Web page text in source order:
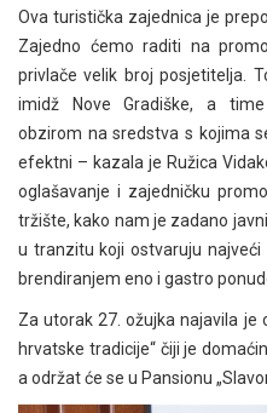
Ova turistička zajednica je
Zajedno ćemo raditi na
privlače velik broj posjetitelja.
imidž Nove Gradiške, a time
obzirom na sredstva s kojima
efektni – kazala je Ružica
oglašavanje i zajedničku
tržište, kako nam je zadano
u tranzitu koji ostvaruju
brendiranjem eno i gastro
Za utorak 27. ožujka najavila je
hrvatske tradicije“ čiji je
a održat će se u Pansionu